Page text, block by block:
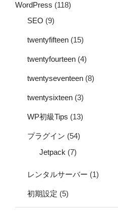
WordPress (118)
SEO (9)
twentyfifteen (15)
twentyfourteen (4)
twentyseventeen (8)
twentysixteen (3)
WP初級Tips (13)
プラグイン (54)
Jetpack (7)
レンタルサーバー (1)
初期設定 (5)